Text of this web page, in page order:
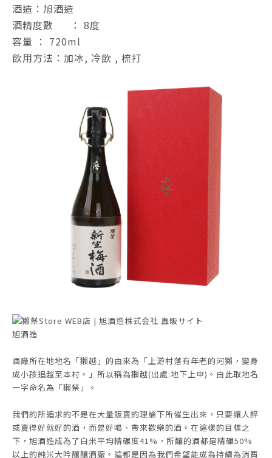
酒造：旭酒造
酒精度數
： 8度
容量 ： 720ml
飲用方法：加冰, 冷飲 , 梳打
旭酒造
酒廠所在地地名「獺越」的由來為「上游村落有年老的河獺，變身
成小孩追越至本村。」所以稱為獺越(出處:地下上申)。由此取地名
一字命名為「獺祭」。
我們的所追求的不是在大量販賣的理論下所催生出來，只要讓人醉
或賣得好就好的酒，而是好喝、帶來歡樂的酒。在這樣的目標之
下，旭酒造成為了白米平均精碾度41%，所釀的酒都是精碾50%
以上的純米大吟釀釀酒廠。這都是因為我們希望能成為持續為消費